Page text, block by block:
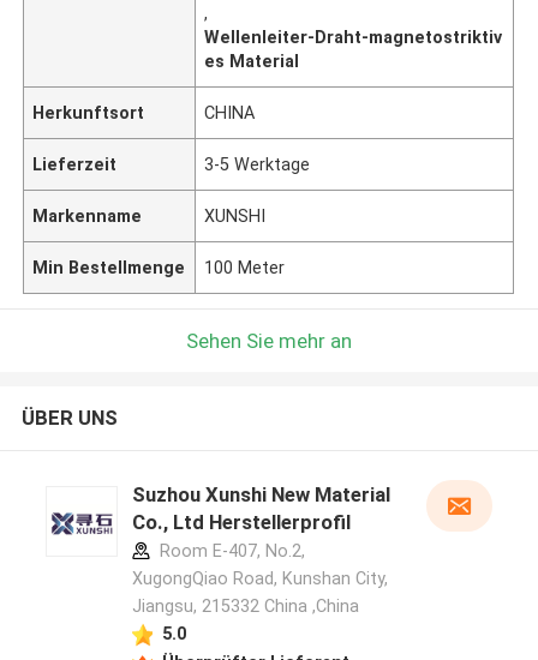
,
Wellenleiter-Draht-magnetostriktiv
es Material
Herkunftsort CHINA
Lieferzeit 3-5 Werktage
Markenname XUNSHI
Min Bestellmenge 100 Meter
Sehen Sie mehr an
ÜBER UNS
Suzhou Xunshi New Material
Co., Ltd Herstellerprofil
Room E-407, No.2,
XugongQiao Road, Kunshan City,
Jiangsu, 215332 China ,China
5.0